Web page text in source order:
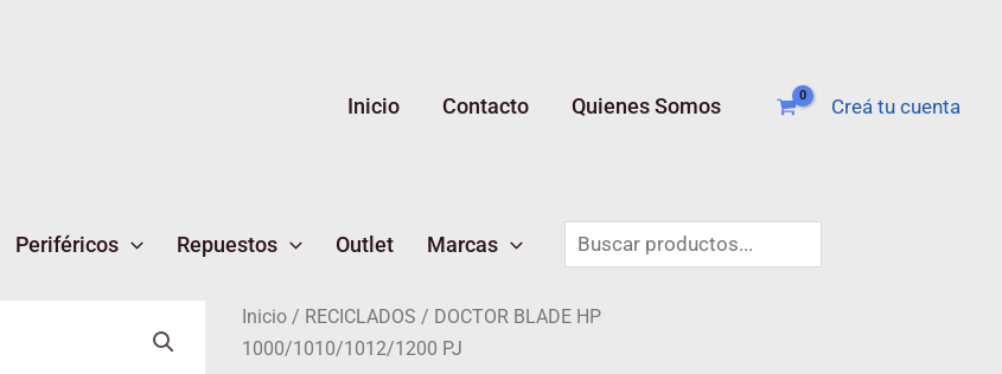
Inicio Contacto Quienes Somos Creá tu cuenta
Periféricos Repuestos Outlet Marcas
Buscar
Inicio/ RECICLADOS / DOCTOR BLADE HP
1000/1010/1012/1200 PJ
DOCTOR
BLADE